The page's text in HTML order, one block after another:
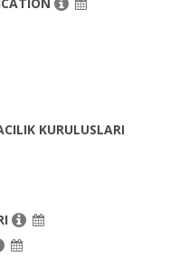
KURULUSLARI